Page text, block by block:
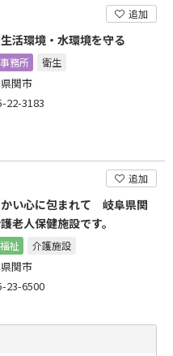
追加
活環境・水環境を守る
務所 衛生
関市
22-3183
追加
い心に包まれて 岐阜県関
老人保健施設です。
祉 介護施設
関市
23-6500